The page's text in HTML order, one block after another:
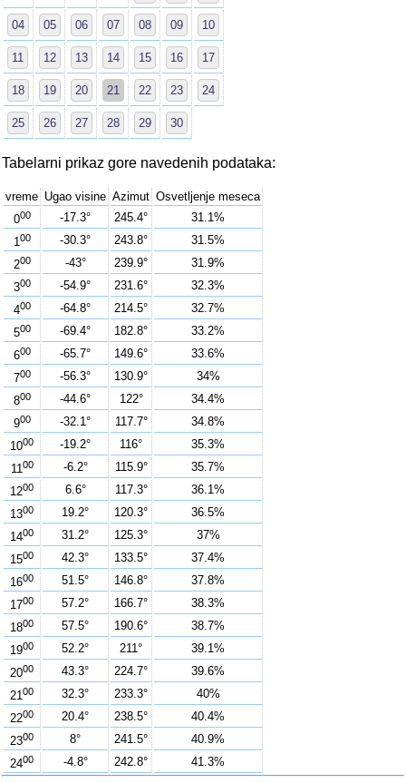
04 05 06 07 08 09 10
11 12 13 14 15 16 17
18 19 20 21 22 23 24
25 26 27 28 29 30
Tabelarni prikaz gore navedenih podataka:
vreme Ugao visine Azimut Osvetljenje meseca
000 -17.3° 245.4°
31.1%
100 -30.3° 243.8°
31.5%
200 -43° 239.9°
31.9%
300 -54.9° 231.6°
32.3%
400 -64.8° 214.5°
32.7%
500 -69.4° 182.8°
33.2%
600 -65.7° 149.6°
33.6%
700 -56.3° 130.9°
34%
800 -44.6° 122°
34.4%
900 -32.1° 117.7°
34.8%
1000 -19.2° 116°
35.3%
1100 -6.2° 115.9°
35.7%
1200 6.6° 117.3°
36.1%
1300 19.2° 120.3°
36.5%
1400 31.2° 125.3°
37%
1500 42.3° 133.5°
37.4%
1600 51.5° 146.8°
37.8%
1700 57.2° 166.7°
38.3%
1800 57.5° 190.6°
38.7%
1900 52.2° 211°
39.1%
2000 43.3° 224.7°
39.6%
2100 32.3° 233.3°
40%
2200 20.4° 238.5°
40.4%
2300 8° 241.5°
40.9%
2400 -4.8° 242.8° 41.3%